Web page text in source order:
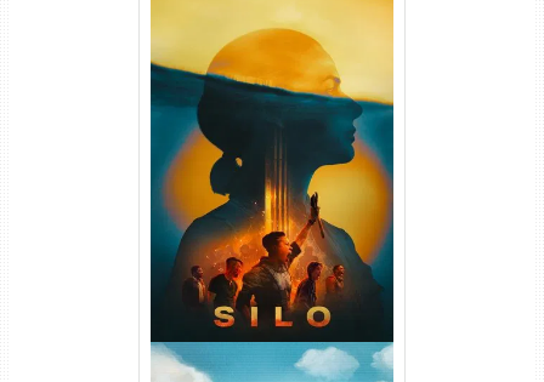
Silo 2ª Temporada (2024)
WEB-DL 1080p Dual Áudio